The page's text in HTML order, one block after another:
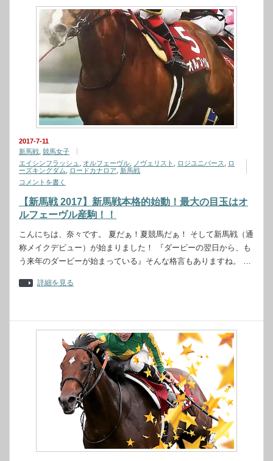
2017-7-11
新馬戦 競馬女子
エイシンフラッシュ
オルフェーヴル ノヴェリスト ロジユニバース
ロ
ーズキングダム
ロードカナロア
新馬戦
コメントを書く
【新馬戦 2017】新馬戦本格的始動！最大の目玉はオ
ルフェーヴル産駒！！
こんにちは、奈々です。 夏だぁ！夏競馬だぁ！ そして新馬戦（通
称メイクデビュー）が始まりました！ 『ダービーの翌日から、も
う来年のダービーが始まっている』そんな格言もありますね。 …
詳細を見る